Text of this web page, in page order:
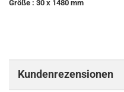
Größe : 30 x 1480 mm
Kundenrezensionen